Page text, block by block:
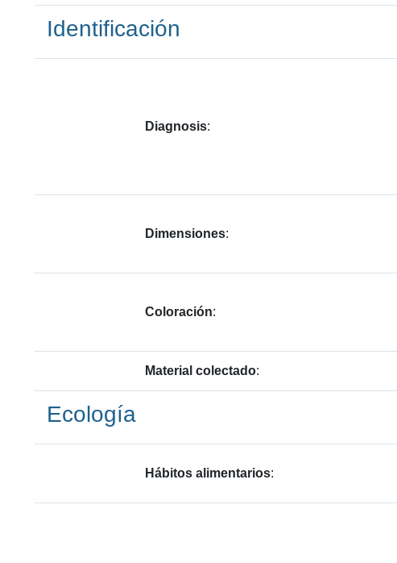
Identificación
Diagnosis:
Dimensiones:
Coloración:
Material colectado:
Ecología
Hábitos alimentarios: